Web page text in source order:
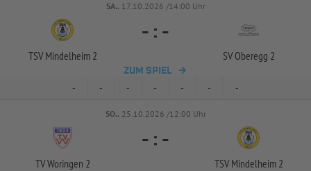
SA.. 17.10.2026 /14:00 Uhr
TSV Mindelheim 2
- : -
SV Oberegg 2
ZUM SPIEL
- - - - - - -
SO.. 25.10.2026 /12:00 Uhr
TV Woringen 2
- : -
TSV Mindelheim 2